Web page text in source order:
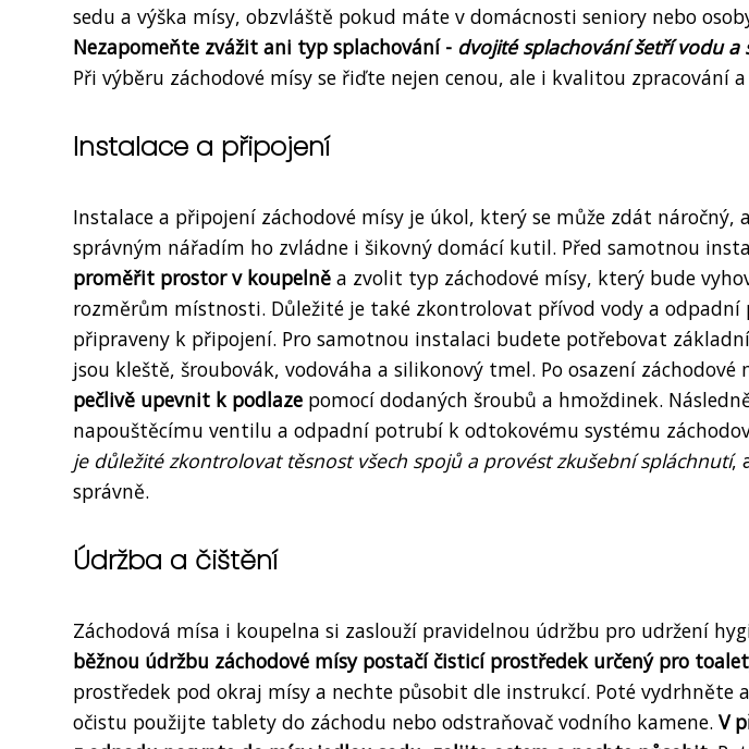
sedu a výška mísy, obzvláště pokud máte v domácnosti seniory nebo
Nezapomeňte zvážit ani typ splachování - dvojité splachování šetří vodu
Při výběru záchodové mísy se řiďte nejen cenou, ale i kvalitou zpracování
Instalace a připojení
Instalace a připojení záchodové mísy je úkol, který se může zdát náročný,
správným nářadím ho zvládne i šikovný domácí kutil. Před samotnou
proměřit prostor v koupelně a zvolit typ záchodové mísy, který bude
rozměrům místnosti. Důležité je také zkontrolovat přívod vody a
připraveny k připojení. Pro samotnou instalaci budete potřebovat
jsou kleště, šroubovák, vodováha a silikonový tmel. Po osazení
pečlivě upevnit k podlaze pomocí dodaných šroubů a hmoždinek.
napouštěcímu ventilu a odpadní potrubí k odtokovému systému
je důležité zkontrolovat těsnost všech spojů a provést zkušební spláchnutí,
správně.
Údržba a čištění
Záchodová mísa i koupelna si zaslouží pravidelnou údržbu pro udržení
běžnou údržbu záchodové mísy postačí čisticí prostředek určený pro
prostředek pod okraj mísy a nechte působit dle instrukcí. Poté vydrhněte
očistu použijte tablety do záchodu nebo odstraňovač vodního kamene. V